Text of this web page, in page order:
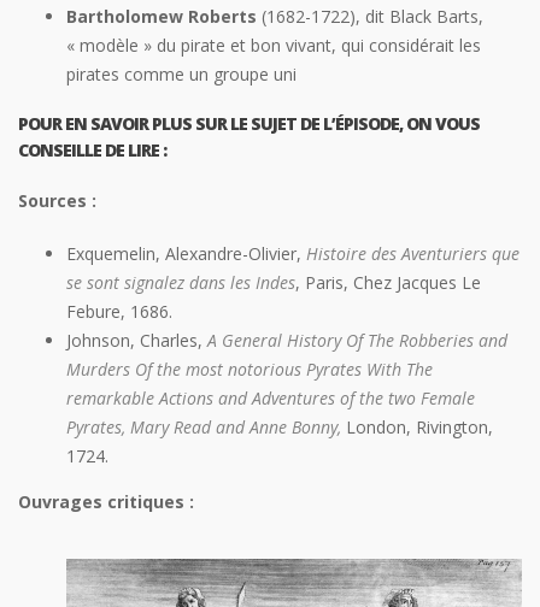
Bartholomew Roberts (1682-1722), dit Black Barts,
« modèle » du pirate et bon vivant, qui considérait les
pirates comme un groupe uni
POUR EN SAVOIR PLUS SUR LE SUJET DE L’ÉPISODE, ON VOUS
CONSEILLE DE LIRE :
Sources :
Exquemelin, Alexandre-Olivier, Histoire des Aventuriers que
se sont signalez dans les Indes, Paris, Chez Jacques Le
Febure, 1686.
Johnson, Charles, A General History Of The Robberies and
Murders Of the most notorious Pyrates With The
remarkable Actions and Adventures of the two Female
Pyrates, Mary Read and Anne Bonny, London, Rivington,
1724.
Ouvrages critiques :